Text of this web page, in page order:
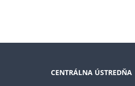
CENTRÁLNA ÚSTREDŇA